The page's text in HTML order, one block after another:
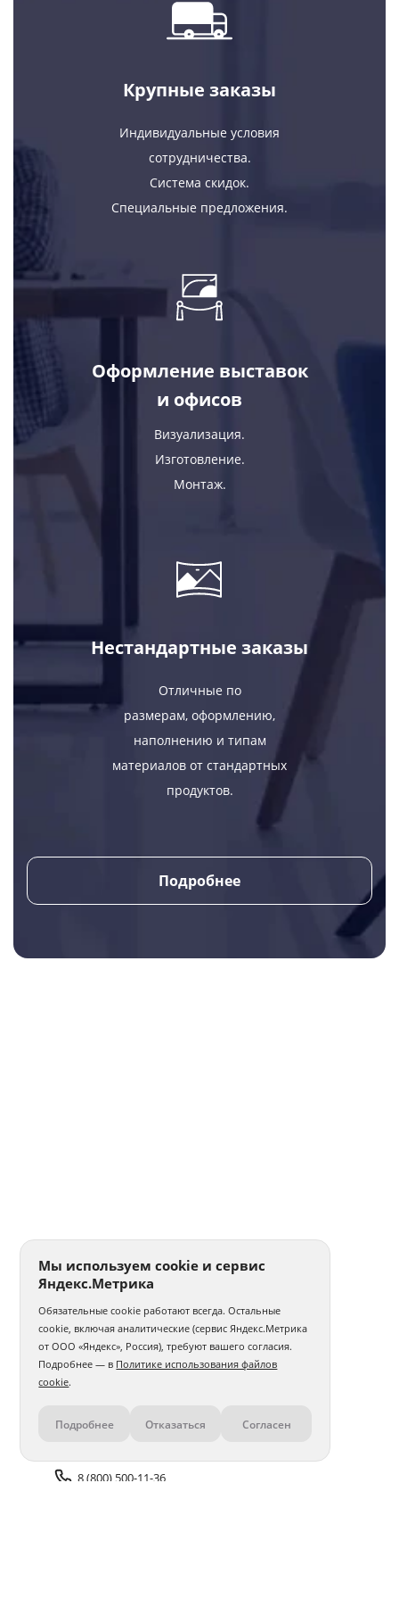
Крупные заказы
Индивидуальные условия
сотрудничества.
Система скидок.
Специальные предложения.
Оформление выставок
и офисов
Визуализация.
Изготовление.
Монтаж.
Нестандартные заказы
Отличные по
размерам, оформлению,
наполнению и типам
материалов от стандартных
продуктов.
Подробнее
Контакты
8 (800) 500-11-36
Мы используем cookie и сервис
Яндекс.Метрика
Обязательные cookie работают всегда. Остальные
cookie, включая аналитические (сервис Яндекс.Метрика
от ООО «Яндекс», Россия), требуют вашего согласия.
Подробнее — в Политике использования файлов
cookie.
Подробнее Отказаться Согласен